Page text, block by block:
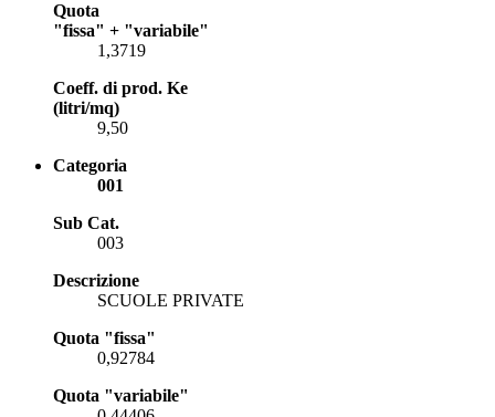
Quota
"fissa" + "variabile"
1,3719
Coeff. di prod. Ke
(litri/mq)
9,50
Categoria
001
Sub Cat.
003
Descrizione
SCUOLE PRIVATE
Quota "fissa"
0,92784
Quota "variabile"